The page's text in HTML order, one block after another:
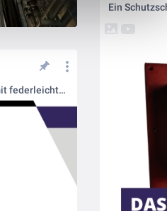
Sicherer Glasfaserausbau mit federleichtem Brandschutzkanal